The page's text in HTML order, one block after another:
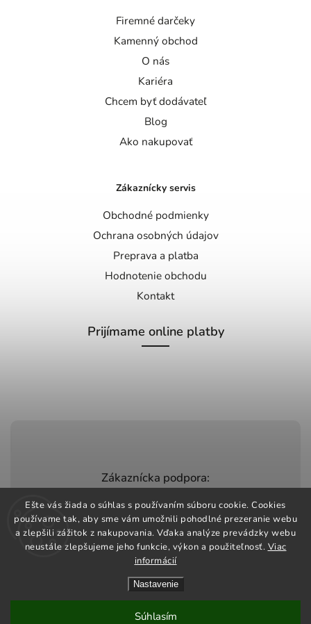
Ešte vás žiada o súhlas s používaním súboru cookie. Cookies
používame tak, aby sme vám umožnili pohodlné prezeranie webu
a zlepšili zážitok z nakupovania. Vďaka analýze prevádzky webu
neustále zlepšujeme jeho funkcie, výkon a použiteľnosť. Viac
informácií
Nastavenie
Súhlasím
Zákaznícka podpora:
+420 603 248 457
info@jeztomarket.cz
Firemné darčeky
Kamenný obchod
O nás
Kariéra
Chcem byť dodávateľ
Blog
Ako nakupovať
Zákaznícky servis
Obchodné podmienky
Ochrana osobných údajov
Preprava a platba
Hodnotenie obchodu
Kontakt
Prijímame online platby
Shoptet | Design